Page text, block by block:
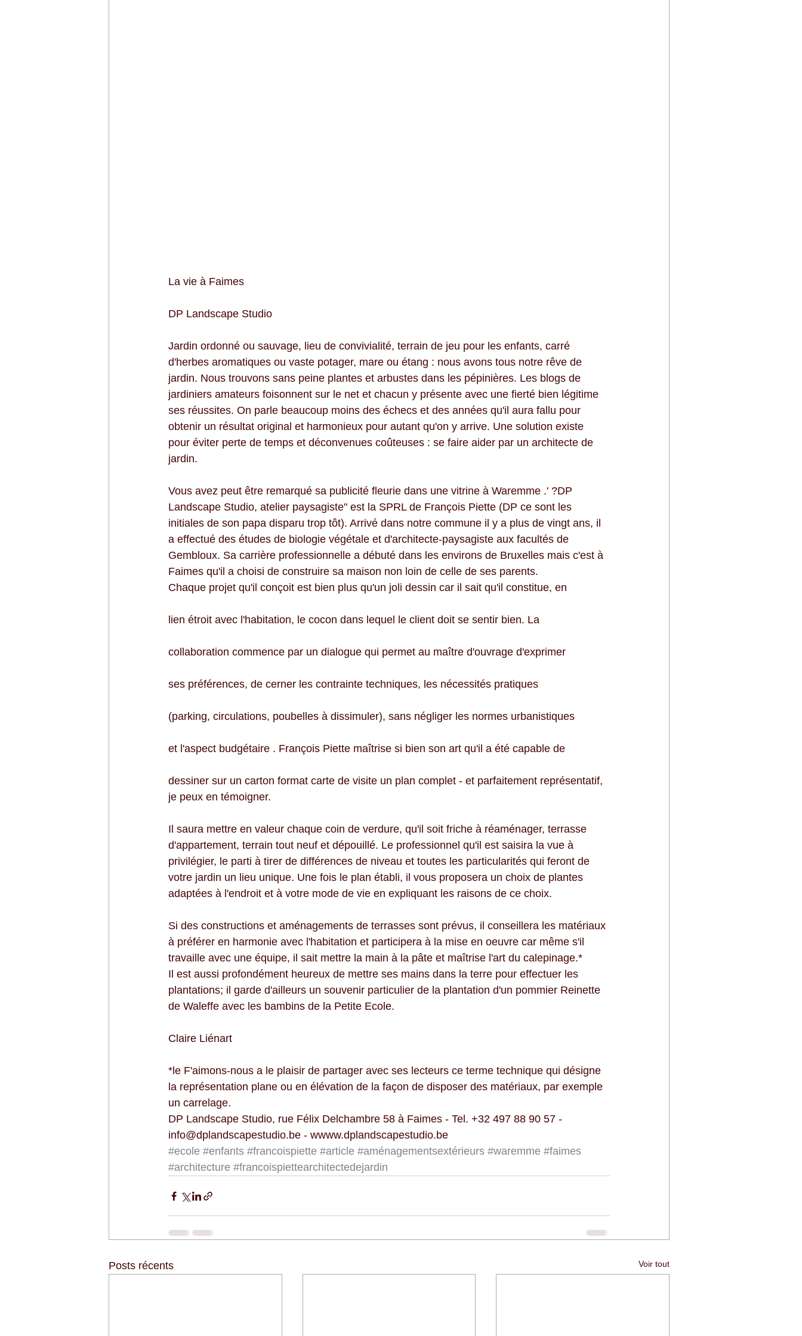
La vie à Faimes
DP Landscape Studio
Jardin ordonné ou sauvage, lieu de convivialité, terrain de jeu pour les enfants, carré
d'herbes aromatiques ou vaste potager, mare ou étang : nous avons tous notre rêve de
jardin. Nous trouvons sans peine plantes et arbustes dans les pépinières. Les blogs de
jardiniers amateurs foisonnent sur le net et chacun y présente avec une fierté bien légitime
ses réussites. On parle beaucoup moins des échecs et des années qu'il aura fallu pour
obtenir un résultat original et harmonieux pour autant qu'on y arrive. Une solution existe
pour éviter perte de temps et déconvenues coûteuses : se faire aider par un architecte de
jardin.
Vous avez peut être remarqué sa publicité fleurie dans une vitrine à Waremme .' ?DP
Landscape Studio, atelier paysagiste" est la SPRL de François Piette (DP ce sont les
initiales de son papa disparu trop tôt). Arrivé dans notre commune il y a plus de vingt ans, il
a effectué des études de biologie végétale et d'architecte-paysagiste aux facultés de
Gembloux. Sa carrière professionnelle a débuté dans les environs de Bruxelles mais c'est à
Faimes qu'il a choisi de construire sa maison non loin de celle de ses parents.
Chaque projet qu'il conçoit est bien plus qu'un joli dessin car il sait qu'il constitue, en
lien étroit avec l'habitation, le cocon dans lequel le client doit se sentir bien. La
collaboration commence par un dialogue qui permet au maître d'ouvrage d'exprimer
ses préférences, de cerner les contrainte techniques, les nécessités pratiques
(parking, circulations, poubelles à dissimuler), sans négliger les normes urbanistiques
et l'aspect budgétaire . François Piette maîtrise si bien son art qu'il a été capable de
dessiner sur un carton format carte de visite un plan complet - et parfaitement représentatif,
je peux en témoigner.
Il saura mettre en valeur chaque coin de verdure, qu'il soit friche à réaménager, terrasse
d'appartement, terrain tout neuf et dépouillé. Le professionnel qu'il est saisira la vue à
privilégier, le parti à tirer de différences de niveau et toutes les particularités qui feront de
votre jardin un lieu unique. Une fois le plan établi, il vous proposera un choix de plantes
adaptées à l'endroit et à votre mode de vie en expliquant les raisons de ce choix.
Si des constructions et aménagements de terrasses sont prévus, il conseillera les matériaux
à préférer en harmonie avec l'habitation et participera à la mise en oeuvre car même s'il
travaille avec une équipe, il sait mettre la main à la pâte et maîtrise l'art du calepinage.*
Il est aussi profondément heureux de mettre ses mains dans la terre pour effectuer les
plantations; il garde d'ailleurs un souvenir particulier de la plantation d'un pommier Reinette
de Waleffe avec les bambins de la Petite Ecole.
Claire Liénart
*le F'aimons-nous a le plaisir de partager avec ses lecteurs ce terme technique qui désigne
la représentation plane ou en élévation de la façon de disposer des matériaux, par exemple
un carrelage.
DP Landscape Studio, rue Félix Delchambre 58 à Faimes - Tel. +32 497 88 90 57 -
info@dplandscapestudio.be - wwww.dplandscapestudio.be
#ecole #enfants #francoispiette #article #aménagementsextérieurs #waremme #faimes
#architecture #francoispiettearchitectedejardin
Posts récents Voir tout